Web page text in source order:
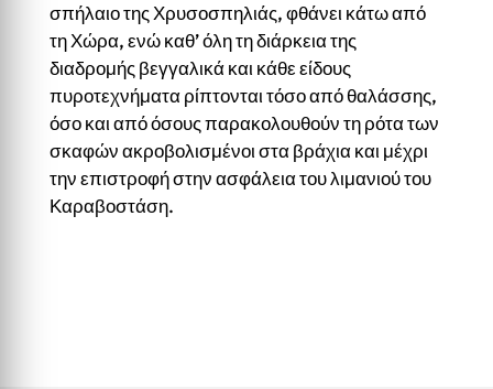
σπήλαιο της Χρυσοσπηλιάς, φθάνει κάτω από
τη Χώρα, ενώ καθ’ όλη τη διάρκεια της
διαδρομής βεγγαλικά και κάθε είδους
πυροτεχνήματα ρίπτονται τόσο από θαλάσσης,
όσο και από όσους παρακολουθούν τη ρότα των
σκαφών ακροβολισμένοι στα βράχια και μέχρι
την επιστροφή στην ασφάλεια του λιμανιού του
Καραβοστάση.